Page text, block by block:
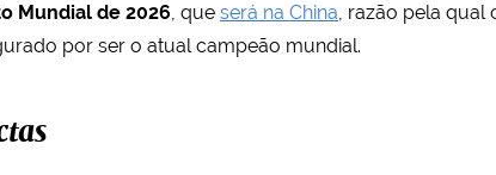
Mundial de 2026, que será na China, razão pela qual
por ser o atual campeão mundial.